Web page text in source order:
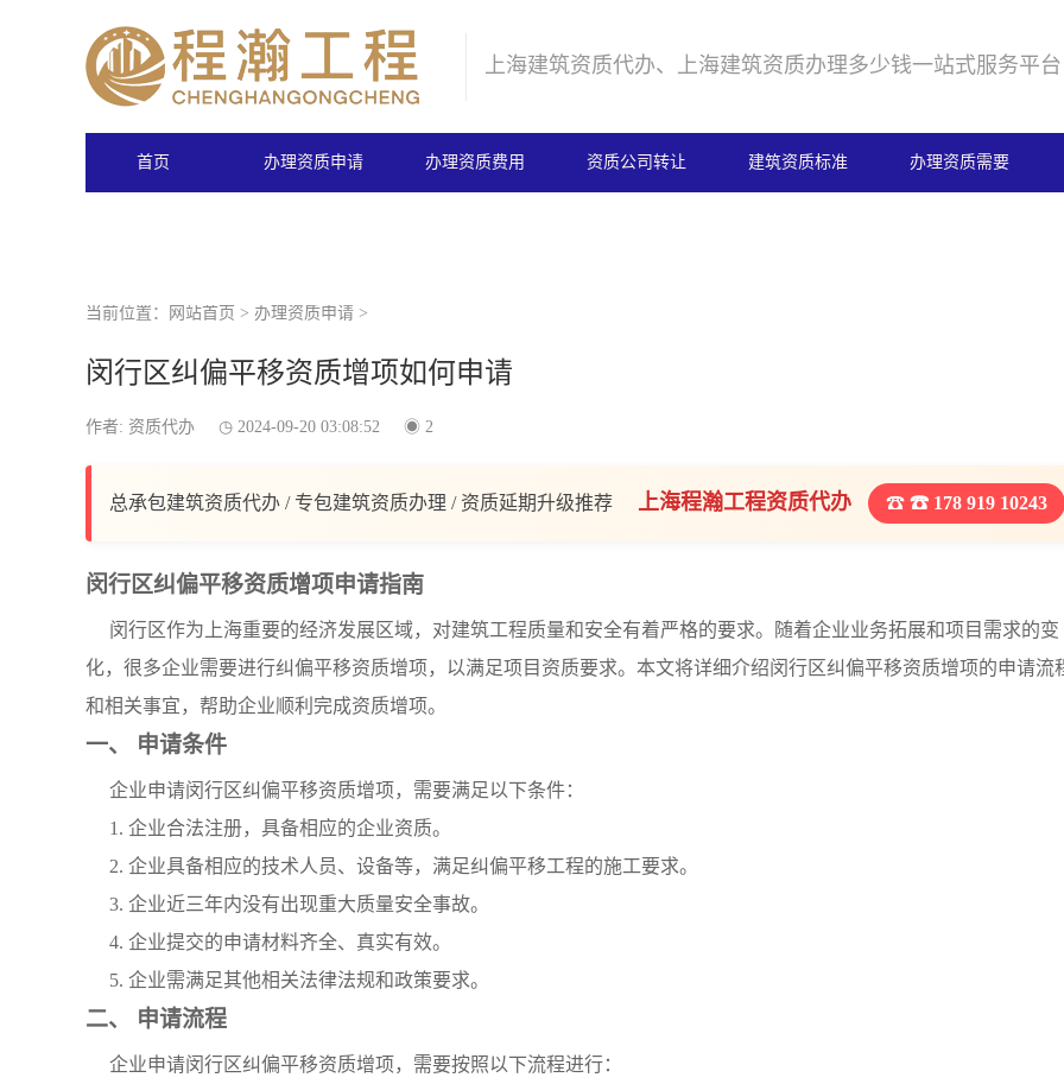
上海建筑资质代办、上海建筑资质办理多少钱一站式服务平台
首页 办理资质申请 办理资质费用 资质公司转让 建筑资质标准 办理资质需要
当前位置： 网站首页 > 办理资质申请 >
闵行区纠偏平移资质增项如何申请
作者: 资质代办 2024-09-20 03:08:52 2
总承包建筑资质代办 / 专包建筑资质办理 / 资质延期升级推荐 上海程瀚工程资质代办 ☎ 178 919 10243
闵行区纠偏平移资质增项申请指南
闵行区作为上海重要的经济发展区域，对建筑工程质量和安全有着严格的要求。随着企业业务拓展和项目需求的变
化，很多企业需要进行纠偏平移资质增项，以满足项目资质要求。本文将详细介绍闵行区纠偏平移资质增项的申请流
和相关事宜，帮助企业顺利完成资质增项。
一、 申请条件
企业申请闵行区纠偏平移资质增项，需要满足以下条件：
1. 企业合法注册，具备相应的企业资质。
2. 企业具备相应的技术人员、设备等，满足纠偏平移工程的施工要求。
3. 企业近三年内没有出现重大质量安全事故。
4. 企业提交的申请材料齐全、真实有效。
5. 企业需满足其他相关法律法规和政策要求。
二、 申请流程
企业申请闵行区纠偏平移资质增项，需要按照以下流程进行：